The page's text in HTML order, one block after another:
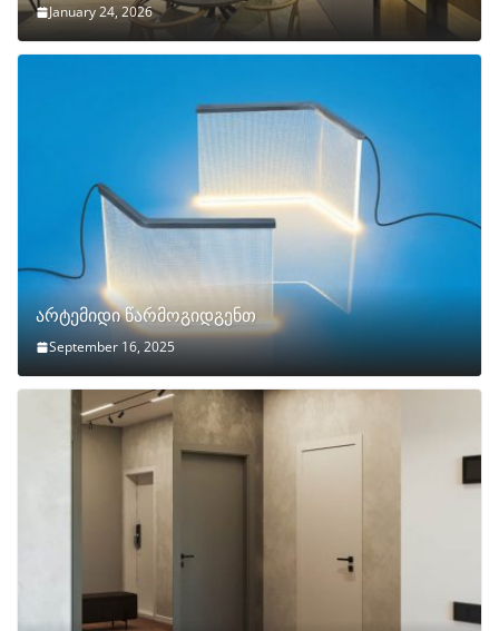
January 24, 2026
არტემიდი წარმოგიდგენთ
September 16, 2025